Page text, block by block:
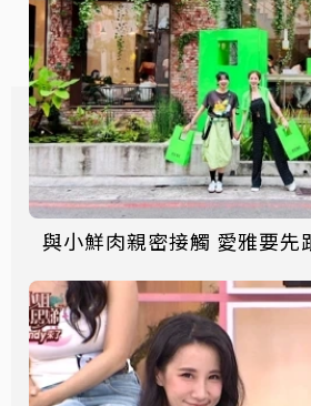
與小鮮肉親密接觸 愛雅要先